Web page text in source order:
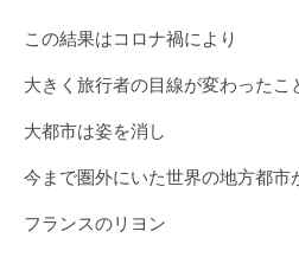
この結果はコロナ禍により
大きく旅行者の目線が変わったこ
大都市は姿を消し
今まで圏外にいた世界の地方都市
フランスのリヨン